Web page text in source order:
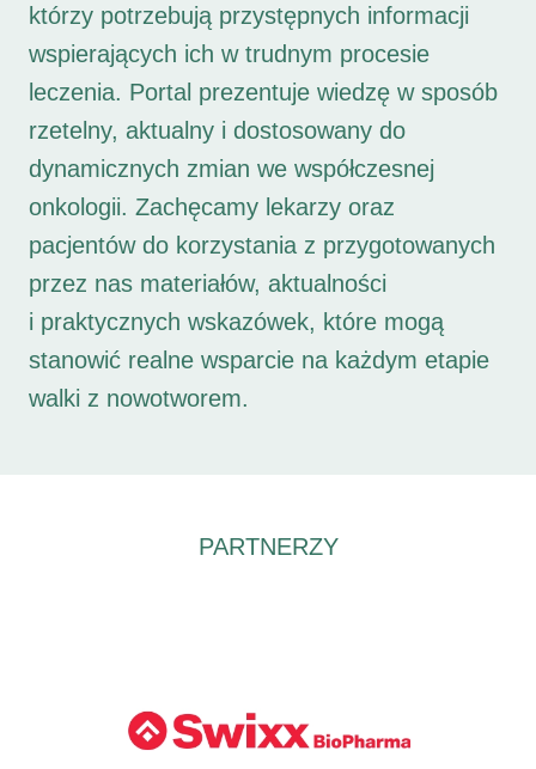
którzy potrzebują przystępnych informacji
wspierających ich w trudnym procesie
leczenia. Portal prezentuje wiedzę w sposób
rzetelny, aktualny i dostosowany do
dynamicznych zmian we współczesnej
onkologii. Zachęcamy lekarzy oraz
pacjentów do korzystania z przygotowanych
przez nas materiałów, aktualności
i praktycznych wskazówek, które mogą
stanowić realne wsparcie na każdym etapie
walki z nowotworem.
PARTNERZY